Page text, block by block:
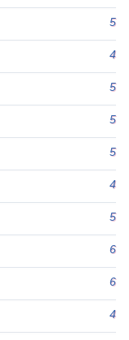
5
4
5
5
5
4
5
6
6
4